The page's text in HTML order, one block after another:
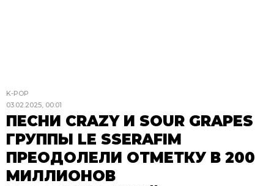
K-POP
03.02.2025, 00:01
ПЕСНИ CRAZY И SOUR GRAPES
ГРУППЫ LE SSERAFIM
ПРЕОДОЛЕЛИ ОТМЕТКУ В 200
МИЛЛИОНОВ